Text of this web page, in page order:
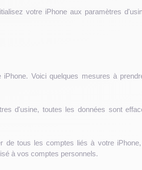
votre iPhone aux paramètres
Voici quelques mesures à
d'usine, toutes les données sont
de tous les comptes liés à votre
à vos comptes personnels.